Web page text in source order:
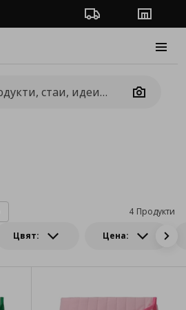
Проследяване на
Camera
Цвят: Цена:
4 Продукти